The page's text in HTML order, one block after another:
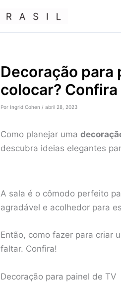
Decoração para
colocar? Confira
Por Ingrid Cohen / abril 28, 2023
Como planejar uma
descubra ideias elegantes
A sala é o cômodo perfeito
agradável e acolhedor para
Então, como fazer para criar
faltar. Confira!
Decoração para painel de TV